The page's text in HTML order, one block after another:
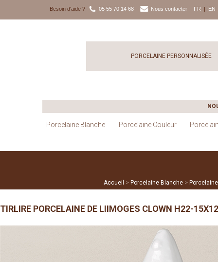
Besoin d'aide ? 05 55 70 14 68 Nous contacter FR | EN
PORCELAINE PERSONNALISÉE
Porcelaine Blanche Porcelaine Couleur
Accueil > Porcelaine Blanche >
TIRLIRE PORCELAINE DE LIIMOGES CLOWN H22-